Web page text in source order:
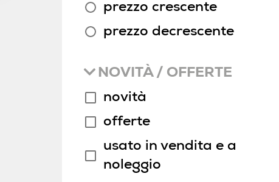
prezzo crescente
prezzo decrescente
NOVITÀ / OFFERTE
novità
offerte
usato in vendita e a
noleggio